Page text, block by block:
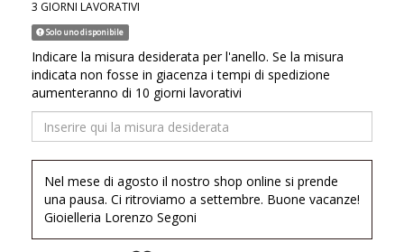
3 GIORNI LAVORATIVI
Solo uno disponibile
Indicare la misura desiderata per l'anello. Se la misura
indicata non fosse in giacenza i tempi di spedizione
aumenteranno di 10 giorni lavorativi
Nel mese di agosto il nostro shop online si prende
una pausa. Ci ritroviamo a settembre. Buone vacanze!
Gioielleria Lorenzo Segoni